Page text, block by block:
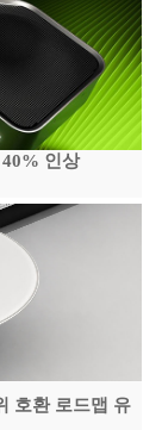
인상
호환 로드맵 유